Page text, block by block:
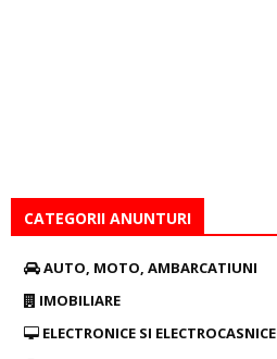
CATEGORII ANUNTURI
AUTO, MOTO, AMBARCATIUNI
IMOBILIARE
ELECTRONICE SI ELECTROCASNICE